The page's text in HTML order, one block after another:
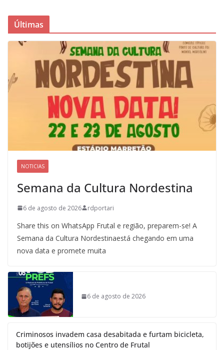
Últimas
NOTICIAS
Semana da Cultura Nordestina
6 de agosto de 2026 rdportari
Share this on WhatsApp Frutal e região, preparem-se! A
Semana da Cultura Nordestinaestá chegando em uma
nova data e promete muita
6 de agosto de 2026
Criminosos invadem casa desabitada e furtam bicicleta,
botijões e utensílios no Centro de Frutal